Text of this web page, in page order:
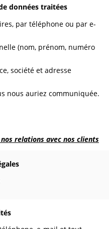
données traitées
par téléphone ou par e-
(nom, prénom, numéro
société et adresse
nous auriez communiquée.
relations avec nos clients